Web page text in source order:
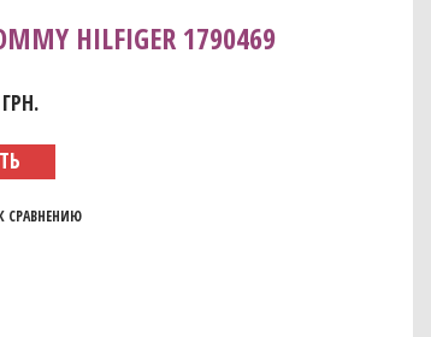
HILFIGER 1790469
СРАВНЕНИЮ